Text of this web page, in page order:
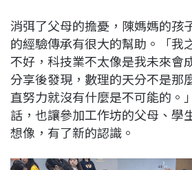
消弭了父母的擔憂，陳媽媽的孩
的經驗傳承有很大的幫助。「我
不好，科技業不太像是我未來會
分享後發現，數理的天分不是那
直努力就沒有什麼是不可能的。
話，也讓參加工作坊的父母、學
想像，有了新的認識。